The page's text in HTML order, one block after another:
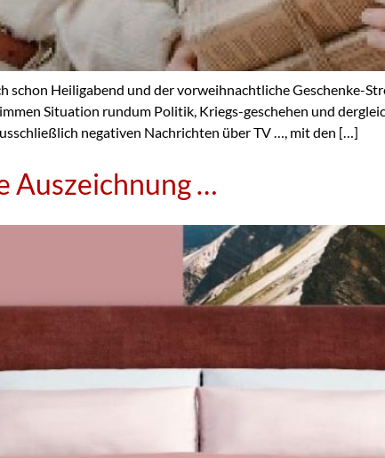
schon Heiligabend und der vorweihnachtliche Geschenke-
Situation rundum Politik, Kriegs-geschehen und
negativen Nachrichten über TV …, mit den […]
Auszeichnung …